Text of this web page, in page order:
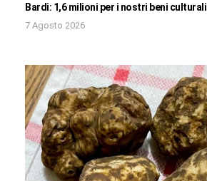
Bardi: 1,6 milioni per i nostri beni culturali
7 Agosto 2026